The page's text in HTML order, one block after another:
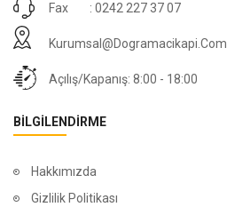
Fax : 0242 227 37 07
Kurumsal@dogramacikapi.com
Açılış/Kapanış: 8:00 - 18:00
BILGILENDIRME
Hakkımızda
Gizlilik Politikası